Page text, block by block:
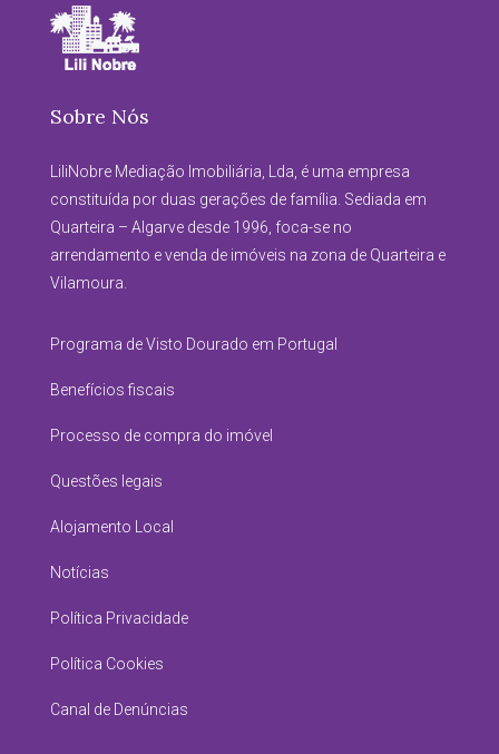
Sobre Nós
LiliNobre Mediação Imobiliária, Lda, é uma empresa
constituída por duas gerações de família. Sediada em
Quarteira – Algarve desde 1996, foca-se no
arrendamento e venda de imóveis na zona de Quarteira e
Vilamoura.
Programa de Visto Dourado em Portugal
Benefícios fiscais
Processo de compra do imóvel
Questões legais
Alojamento Local
Notícias
Política Privacidade
Política Cookies
Canal de Denúncias